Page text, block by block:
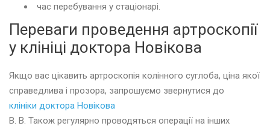
час перебування у стаціонарі.
Переваги проведення артроскопії
у клініці доктора Новікова
Якщо вас цікавить артроскопія колінного суглоба, ціна якої
справедлива і прозора, запрошуємо звернутися до
клініки доктора Новікова
В. В. Також регулярно проводяться операції на інших